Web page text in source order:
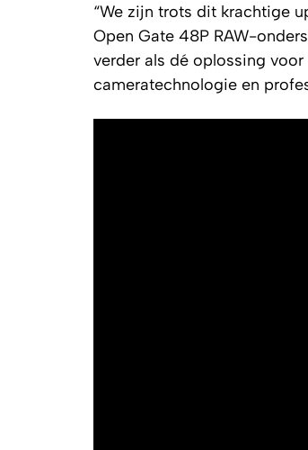
“We zijn trots dit krachtige
Open Gate 48P RAW-
verder als dé oplossing
cameratechnologie en